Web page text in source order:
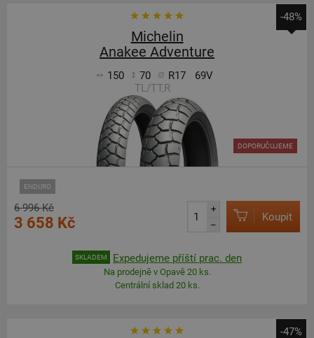
-48%
Michelin
Anakee Adventure
150 70 R17
69V
TL/TT,R
ENDURO
DOPORUČUJEME
6 996 Kč
3 658 Kč
+
–
Koupit
SKLADEM Expedujeme příští prac. den
Na prodejně v Opavě 20 ks.
Centrální sklad 20 ks.
-47%